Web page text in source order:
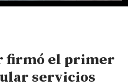
firmó el primer
servicios